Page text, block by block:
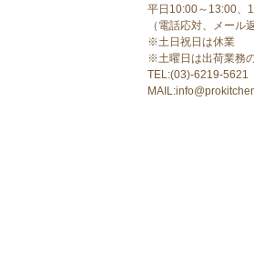
平日10:00～13:00、
（電話応対、メール
※土日祝日は休業
※土曜日は出荷業務
TEL:(03)-6219-5621